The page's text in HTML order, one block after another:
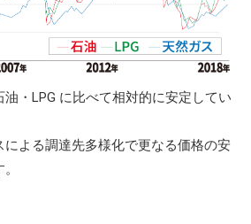
・LPG に比べて相対的に安定してい
よる調達先多様化で更なる価格の安